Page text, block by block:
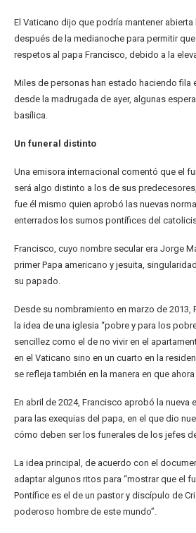
El Vaticano dijo que podría mantener abierta
después de la medianoche para permitir
respetos al papa Francisco, debido a la
Miles de personas han estado haciendo fila
desde la madrugada de ayer, algunas
basílica.
Un funeral distinto
Una emisora internacional comentó que el
será algo distinto a los de sus
fue él mismo quien aprobó las nuevas
enterrados los sumos pontífices del
Francisco, cuyo nombre secular era Jorge
primer Papa americano y jesuita,
su papado.
Desde su nombramiento en marzo de
la idea de una iglesia “pobre y para los
sencillez como el de no vivir en el
en el Vaticano sino en un cuarto en la
se refleja también en la manera en que
En abril de 2024, Francisco aprobó la
para las exequias del papa, en el que dio
cómo deben ser los funerales de los jefes
La idea principal, de acuerdo con el
adaptar algunos ritos para “mostrar que el
Pontífice es el de un pastor y discípulo de
poderoso hombre de este mundo”.